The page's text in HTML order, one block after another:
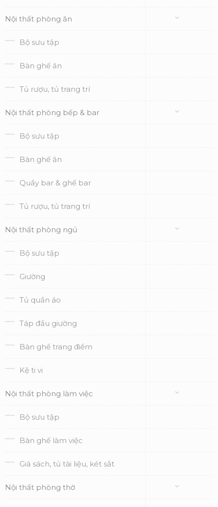
Nội thất phòng ăn
Bộ sưu tập
Bàn ghế ăn
Tủ rượu, tủ trang trí
Nội thất phòng bếp & bar
Bộ sưu tập
Bàn ghế ăn
Quầy bar & ghế bar
Tủ rượu, tủ trang trí
Nội thất phòng ngủ
Bộ sưu tập
Giường
Tủ quần áo
Táp đầu giường
Bàn ghế trang điểm
Kệ ti vi
Nội thất phòng làm việc
Bộ sưu tập
Bàn ghế làm việc
Giá sách, tủ tài liệu, két sắt
Nội thất phòng thờ